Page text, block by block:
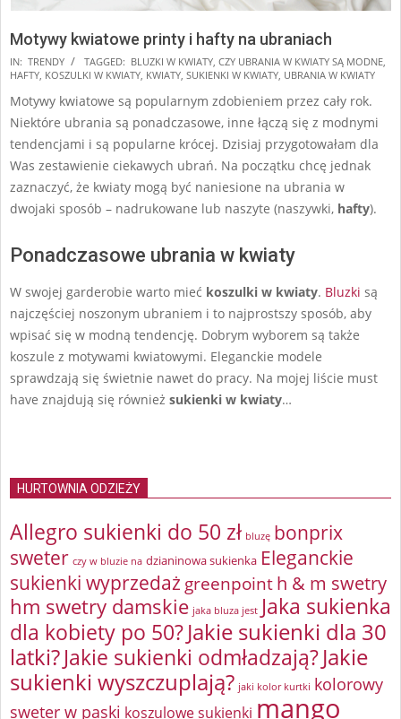
Motywy kwiatowe printy i hafty na ubraniach
2024-
09-
25
IN: TRENDY TAGGED: BLUZKI W KWIATY, CZY UBRANIA W KWIATY SĄ MODNE,
HAFTY, KOSZULKI W KWIATY, KWIATY, SUKIENKI W KWIATY, UBRANIA W KWIATY
Motywy kwiatowe są popularnym zdobieniem przez cały rok.
Niektóre ubrania są ponadczasowe, inne łączą się z modnymi
tendencjami i są popularne krócej. Dzisiaj przygotowałam dla
Was zestawienie ciekawych ubrań. Na początku chcę jednak
zaznaczyć, że kwiaty mogą być naniesione na ubrania w
dwojaki sposób – nadrukowane lub naszyte (naszywki, hafty).
Ponadczasowe ubrania w kwiaty
W swojej garderobie warto mieć koszulki w kwiaty. Bluzki są
najczęściej noszonym ubraniem i to najprostszy sposób, aby
wpisać się w modną tendencję. Dobrym wyborem są także
koszule z motywami kwiatowymi. Eleganckie modele
sprawdzają się świetnie nawet do pracy. Na mojej liście must
have znajdują się również sukienki w kwiaty…
HURTOWNIA ODZIEŻY
Allegro sukienki do 50 zł bluzę bonprix
sweter czy w bluzie na dzianinowa sukienka Eleganckie
sukienki wyprzedaż greenpointh & m swetry
hm swetry damskie jaka bluza jest Jaka sukienka
dla kobiety po 50?Jakie sukienki dla 30
latki?Jakie sukienki odmładzają?Jakie
sukienki wyszczuplają? jaki kolor kurtki kolorowy
sweter w paski koszulowe sukienki mango